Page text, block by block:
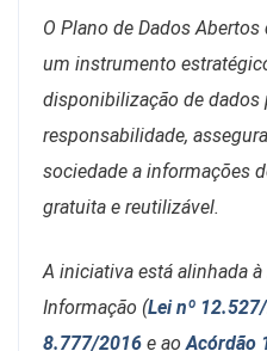
O Plano de Dados Abertos
um instrumento
disponibilização de dados
responsabilidade,
sociedade a informações
gratuita e reutilizável.
A iniciativa está alinhada à
Informação (Lei nº
8.777/2016 e ao Acórdão